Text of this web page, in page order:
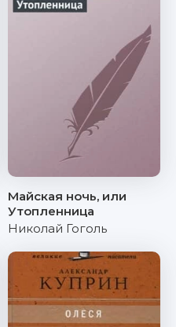
Майская ночь, или
Утопленница
Николай Гоголь